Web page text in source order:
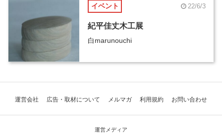
イベント 22/6/3
紀平佳丈木工展
白marunouchi
運営会社 広告・取材について メルマガ 利用規約 お問い合わせ
運営メディア